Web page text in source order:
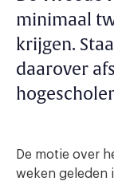
minimaal
krijgen.
daarover
De motie over
weken geleden